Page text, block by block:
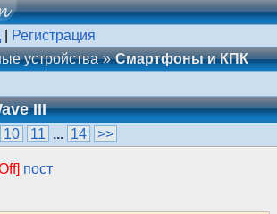
Регистрация
устройства Смартфоны и КПК
III
10 11 ... 14 >>
пост